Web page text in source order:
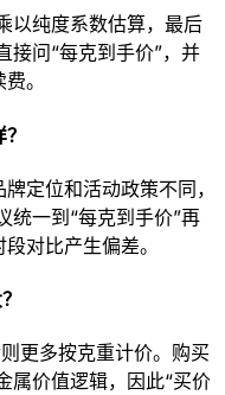
以纯度系数估算，最后
接问“每克到手价”，并
。
定位和活动政策不同，
统一到“每克到手价”再
对比产生偏差。
更多按克重计价。购买
属价值逻辑，因此“买价